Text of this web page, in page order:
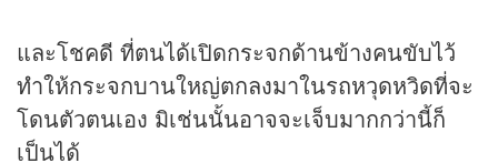
และโชคดี ที่ตนได้เปิดกระจกด้านข้างคนขับไว้
ทำให้กระจกบานใหญ่ตกลงมาในรถหวุดหวิดที่จะ
โดนตัวตนเอง มิเช่นนั้นอาจจะเจ็บมากกว่านี้ก็
เป็นได้